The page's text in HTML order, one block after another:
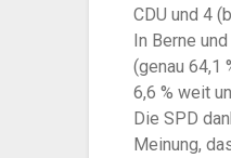
CDU und 4
In Berne
(genau 64,1
6,6 % weit
Die SPD
Meinung,